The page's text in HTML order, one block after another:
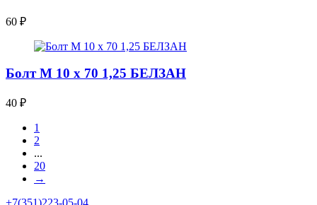
60 ₽
Болт М 10 х 70 1,25 БЕЛЗАН
40 ₽
1
2
...
20
→
+7(351)223-05-04